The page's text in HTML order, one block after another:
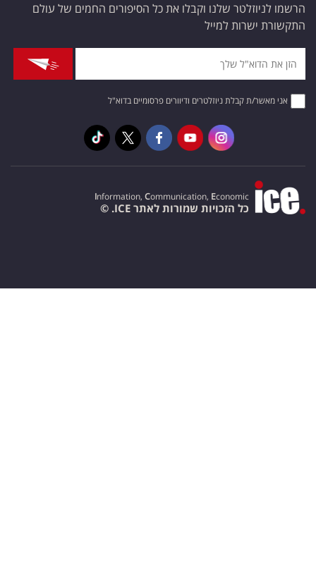
הרשמו לניוזלטר שלנו וקבלו את כל הסיפורים החמים של עולם
התקשורת ישרות למייל
אני מאשר/ת קבלת ניוזלטרים ודיוורים פרסומיים בדוא"ל
Information, Communication, Economic
כל הזכויות שמורות לאתר ICE. ©